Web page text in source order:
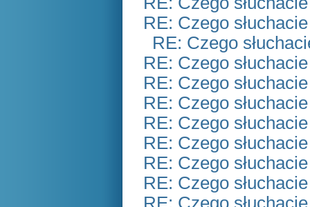
RE: Czego
RE: Czego
RE: Czego
RE: Czego
RE: Czego
RE: Czego
RE: Czego
RE: Czego
RE: Czego
RE: Czego